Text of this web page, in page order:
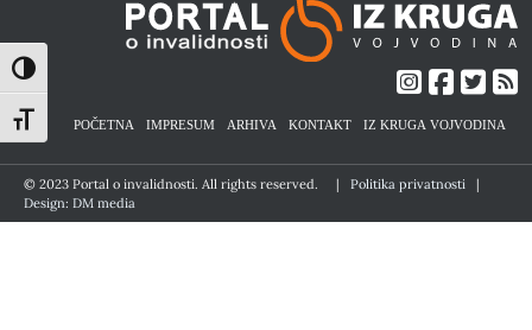
Toggle High Contrast
Toggle Font size
POČETNA IMPRESUM ARHIVA KONTAKT IZ KRUGA VOJVODINA
© 2023 Portal o invalidnosti. All rights reserved. | Politika privatnosti
|
Design: DM media